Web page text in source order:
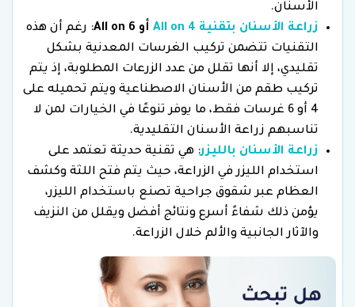
الأسنان.
زراعة الأسنان بتقنية All on 4
أو All on 6
: رغم أن هذه
التقنيات تتضمن تركيب الغرسات المعدنية بشكل
تقليدي، إلا أنها تقلل من عدد الزرعات المطلوبة، إذ يتم
تركيب طقم من الأسنان الاصطناعية ويتم تحميله على
4 أو 6 غرسات فقط، ما يوفر تنوعًا في الخيارات لمن لا
تناسبهم زراعة الأسنان التقليدية.
زراعة الأسنان بالليزر: هي تقنية حديثة تعتمد على
استخدام الليزر في الزراعة، حيث يتم فتح اللثة وكشف
العظام عبر شقوق جراحية تصنع باستخدام الليزر،
يؤمن ذلك شفاءً أسرع ونتائج أفضل ويقلل من النزيف
والآثار الجانبية والألم خلال الزراعة.